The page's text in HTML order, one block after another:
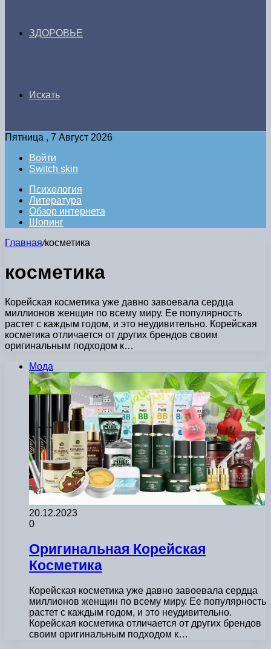
ЗДОРОВЬЕ
Искать
Пятница , 7 Август 2026
Войти
Switch skin
Психология
Литература
Обзор интернета
Шопинг
Главная/косметика
косметика
Корейская косметика уже давно завоевала сердца
миллионов женщин по всему миру. Ее популярность
растет с каждым годом, и это неудивительно. Корейская
косметика отличается от других брендов своим
оригинальным подходом к…
Мода
20.12.2023
0
Оригинальная Корейская
Косметика
Корейская косметика уже давно завоевала сердца
миллионов женщин по всему миру. Ее популярность
растет с каждым годом, и это неудивительно.
Корейская косметика отличается от других брендов
своим оригинальным подходом к…